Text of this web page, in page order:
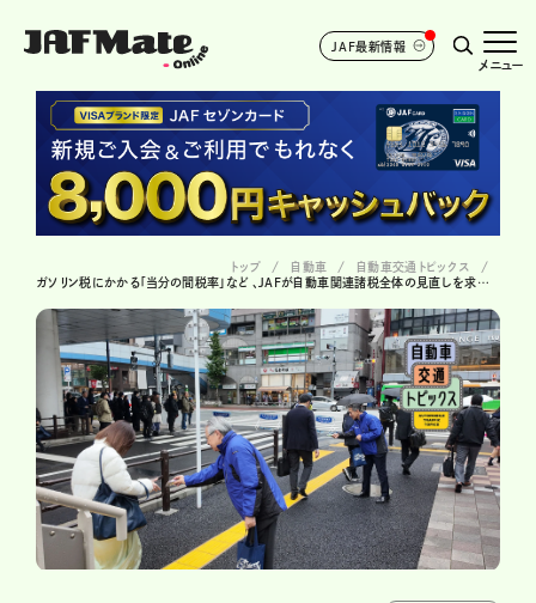
JAF最新情報
メニュー
トップ 自動車
自動車交通トピックス
ガソリン税にかかる「当分の間税率」など 、JAFが自動車関連諸税全体の見直しを求める声明を発表